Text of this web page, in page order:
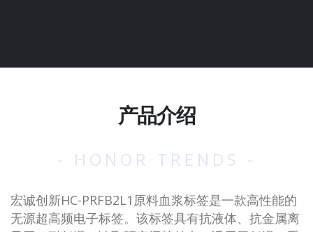
产品介绍
- HONOR TRENDS -
宏诚创新HC-PRFB2L1原料血浆标签是一款高性能的
无源超高频电子标签。该标签具有抗液体、抗金属离